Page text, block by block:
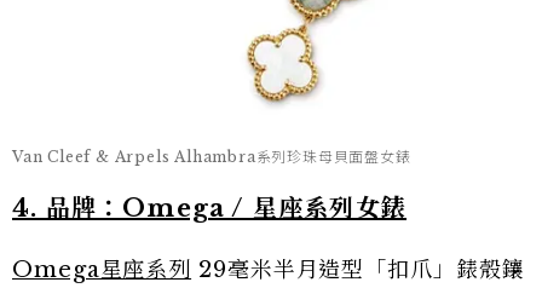
Van Cleef & Arpels Alhambra系列珍珠母貝面盤女錶
4. 品牌：Omega / 星座系列女錶
Omega星座系列 29毫米半月造型「扣爪」錶殼鑲